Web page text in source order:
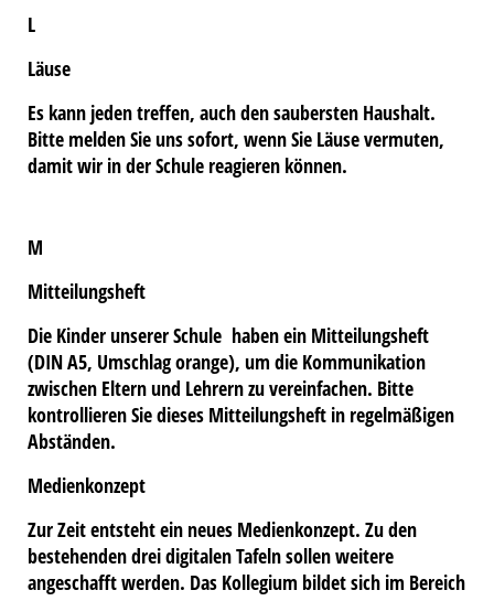
L
Läuse
Es kann jeden treffen, auch den saubersten Haushalt.
Bitte melden Sie uns sofort, wenn Sie Läuse vermuten,
damit wir in der Schule reagieren können.
M
Mitteilungsheft
Die Kinder unserer Schule haben ein Mitteilungsheft
(DIN A5, Umschlag orange), um die Kommunikation
zwischen Eltern und Lehrern zu vereinfachen. Bitte
kontrollieren Sie dieses Mitteilungsheft in regelmäßigen
Abständen.
Medienkonzept
Zur Zeit entsteht ein neues Medienkonzept. Zu den
bestehenden drei digitalen Tafeln sollen weitere
angeschafft werden. Das Kollegium bildet sich im Bereich